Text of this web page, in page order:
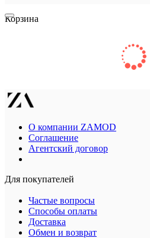
Корзина
О компании ZAMOD
Соглашение
Агентский договор
Для покупателей
Частые вопросы
Способы оплаты
Доставка
Обмен и возврат